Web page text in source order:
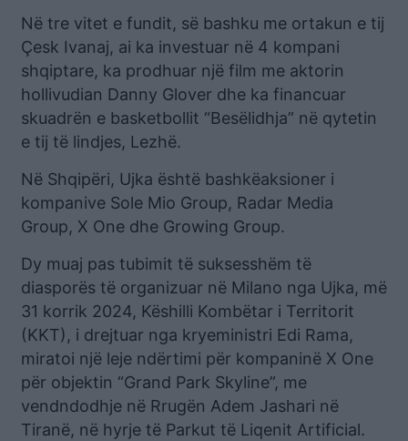
Në tre vitet e fundit, së bashku me ortakun e tij
Çesk Ivanaj, ai ka investuar në 4 kompani
shqiptare, ka prodhuar një film me aktorin
hollivudian Danny Glover dhe ka financuar
skuadrën e basketbollit “Besëlidhja” në qytetin
e tij të lindjes, Lezhë.
Në Shqipëri, Ujka është bashkëaksioner i
kompanive Sole Mio Group, Radar Media
Group, X One dhe Growing Group.
Dy muaj pas tubimit të suksesshëm të
diasporës të organizuar në Milano nga Ujka, më
31 korrik 2024, Këshilli Kombëtar i Territorit
(KKT), i drejtuar nga kryeministri Edi Rama,
miratoi një leje ndërtimi për kompaninë X One
për objektin “Grand Park Skyline”, me
vendndodhje në Rrugën Adem Jashari në
Tiranë, në hyrje të Parkut të Liqenit Artificial.